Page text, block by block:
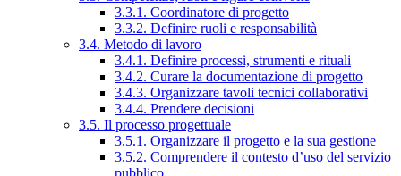
3.3.1. Coordinatore di progetto
3.3.2. Definire ruoli e responsabilità
3.4. Metodo di lavoro
3.4.1. Definire processi, strumenti e rituali
3.4.2. Curare la documentazione di progetto
3.4.3. Organizzare tavoli tecnici collaborativi
3.4.4. Prendere decisioni
3.5. Il processo progettuale
3.5.1. Organizzare il progetto e la sua gestione
3.5.2. Comprendere il contesto d’uso del servizio
pubblico